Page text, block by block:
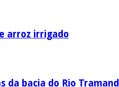
arroz irrigado
bacia do Rio